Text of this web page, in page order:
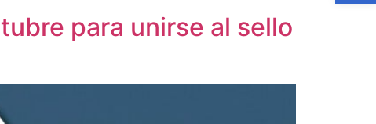
para unirse al sello